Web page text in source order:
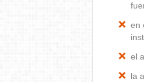
en
el
la